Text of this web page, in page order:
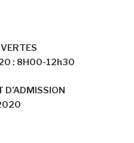
: 8H00-12h30
D’ADMISSION